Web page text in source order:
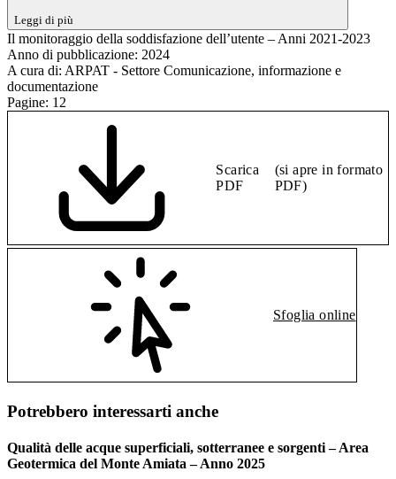
Leggi di più
Il monitoraggio della soddisfazione dell’utente – Anni 2021-2023
Anno di pubblicazione: 2024
A cura di: ARPAT - Settore Comunicazione, informazione e
documentazione
Pagine: 12
Scarica
PDF
(si apre in formato
PDF)
Sfoglia online
Potrebbero interessarti anche
Qualità delle acque superficiali, sotterranee e sorgenti – Area
Geotermica del Monte Amiata – Anno 2025